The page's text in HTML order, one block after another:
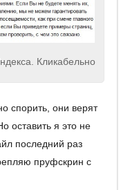
Кликабельно
спорить, они верят
оставить я это не
последний раз
пруфскрин с